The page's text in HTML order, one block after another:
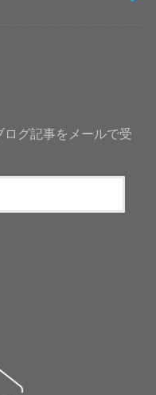
ログ記事をメールで受